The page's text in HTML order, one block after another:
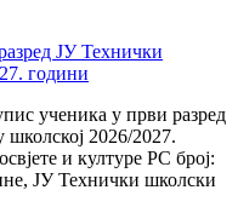
ученика у први разред
2026/2027.
и културе РС број:
ЈУ Технички школски